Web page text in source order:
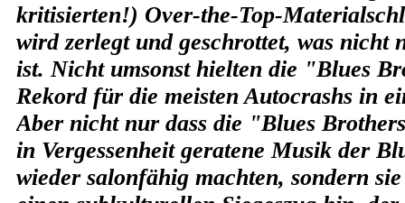
kritisierten!) Over-the-Top-
wird zerlegt und geschrottet, was nicht
ist. Nicht umsonst hielten die "Blues
Rekord für die meisten Autocrashs in
Aber nicht nur dass die "Blues
in Vergessenheit geratene Musik der
wieder salonfähig machten, sondern